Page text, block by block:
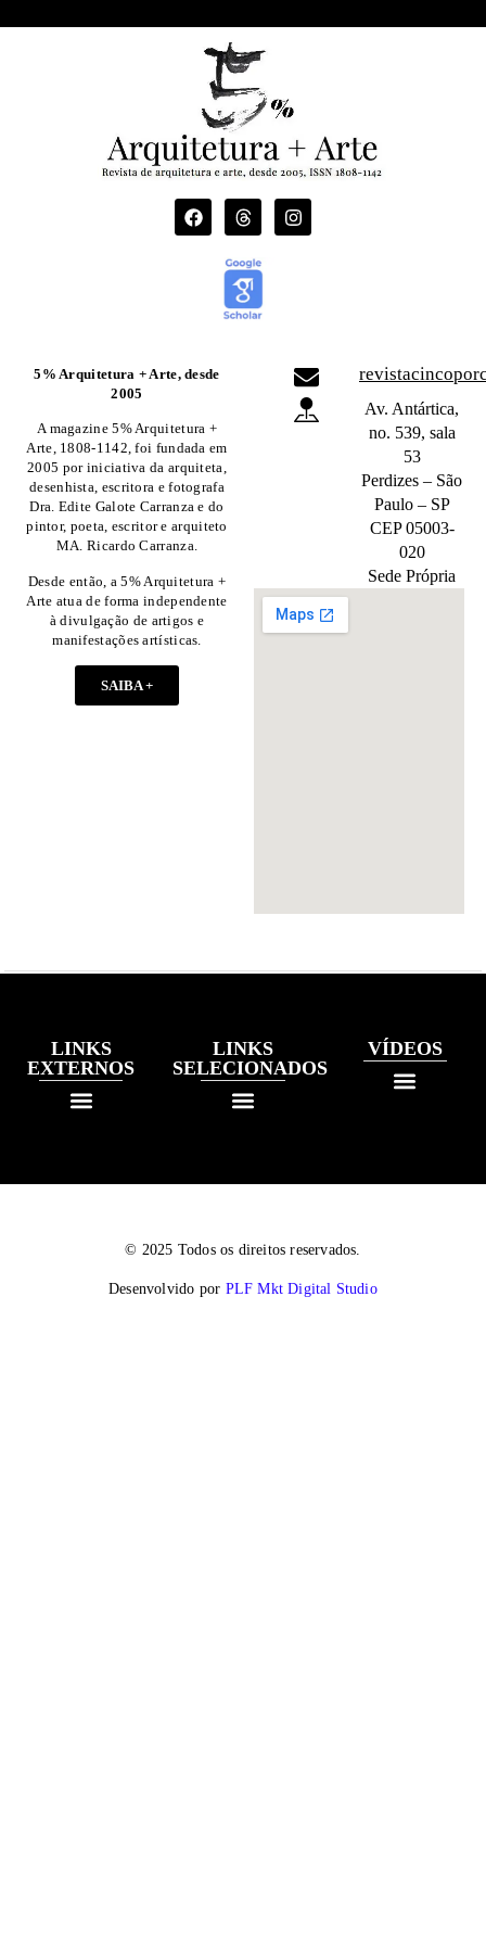
5% Arquitetura + Arte, desde
2005
A magazine 5% Arquitetura +
Arte, 1808-1142, foi fundada em
2005 por iniciativa da arquiteta,
desenhista, escritora e fotografa
Dra. Edite Galote Carranza e do
pintor, poeta, escritor e arquiteto
MA. Ricardo Carranza.
Desde então, a 5% Arquitetura +
Arte atua de forma independente
à divulgação de artigos e
manifestações artísticas.
SAIBA +
Av. Antártica,
no. 539, sala
53
Perdizes – São
Paulo – SP
CEP 05003-
020
Sede Própria
LINKS
EXTERNOS
LINKS
SELECIONADOS
VÍDEOS
© 2025 Todos os direitos reservados.
Desenvolvido por PLF Mkt Digital Studio